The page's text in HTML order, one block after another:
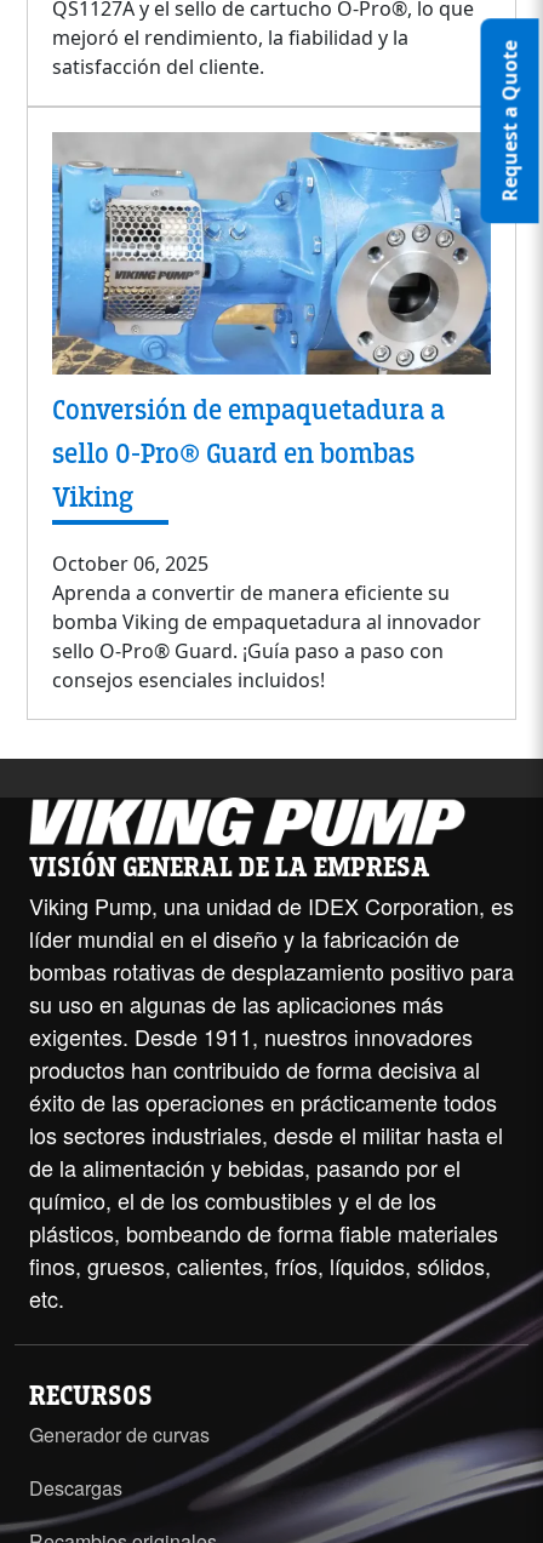
Request a Quote
QS1127A y el sello de cartucho O-Pro®, lo que
mejoró el rendimiento, la fiabilidad y la
satisfacción del cliente.
Conversión de empaquetadura a
sello O-Pro® Guard en bombas
Viking
October 06, 2025
Aprenda a convertir de manera eficiente su
bomba Viking de empaquetadura al innovador
sello O-Pro® Guard. ¡Guía paso a paso con
consejos esenciales incluidos!
VISIÓN GENERAL DE LA EMPRESA
Viking Pump, una unidad de IDEX Corporation, es
líder mundial en el diseño y la fabricación de
bombas rotativas de desplazamiento positivo para
su uso en algunas de las aplicaciones más
exigentes. Desde 1911, nuestros innovadores
productos han contribuido de forma decisiva al
éxito de las operaciones en prácticamente todos
los sectores industriales, desde el militar hasta el
de la alimentación y bebidas, pasando por el
químico, el de los combustibles y el de los
plásticos, bombeando de forma fiable materiales
finos, gruesos, calientes, fríos, líquidos, sólidos,
etc.
RECURSOS
Generador de curvas
Descargas